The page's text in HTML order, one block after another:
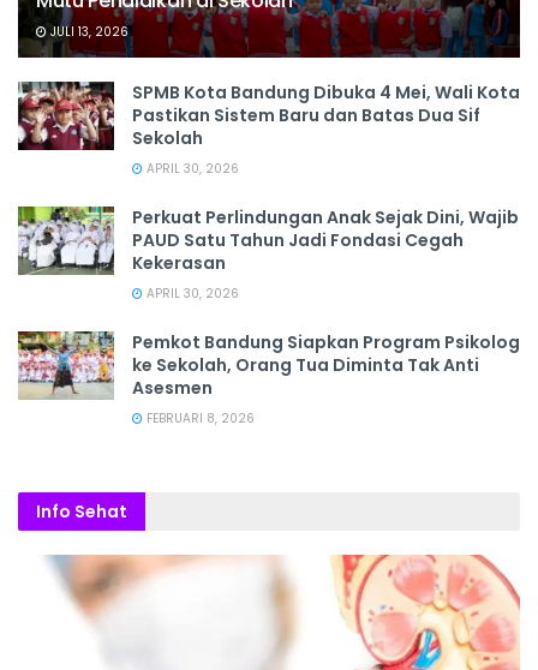
JULI 13, 2026
SPMB Kota Bandung Dibuka 4 Mei, Wali Kota
Pastikan Sistem Baru dan Batas Dua Sif
Sekolah
APRIL 30, 2026
Perkuat Perlindungan Anak Sejak Dini, Wajib
PAUD Satu Tahun Jadi Fondasi Cegah
Kekerasan
APRIL 30, 2026
Pemkot Bandung Siapkan Program Psikolog
ke Sekolah, Orang Tua Diminta Tak Anti
Asesmen
FEBRUARI 8, 2026
Info Sehat